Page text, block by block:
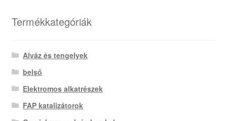
Termékkategóriák
Alváz és tengelyek
belső
Elektromos alkatrészek
FAP katalizátorok